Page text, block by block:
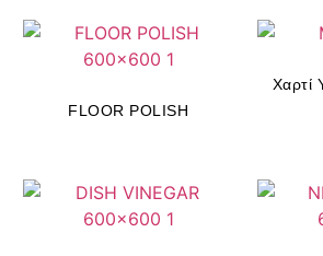
FLOOR POLISH
Χαρτί